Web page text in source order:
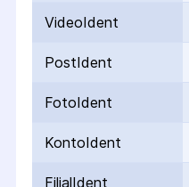
VideoIdent
PostIdent
FotoIdent
KontoIdent
FilialIdent